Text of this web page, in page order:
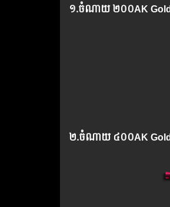
១.​ចំណាយ ២០០AK
២.​ចំណាយ ៤០០AK